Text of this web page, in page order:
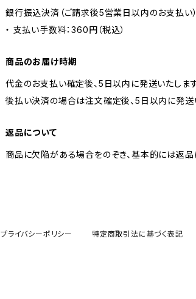
銀行振込決済（ご請求後5営業日以内のお支払い）
・ 支払い手数料：360円（税込）
商品のお届け時期
代金のお支払い確定後、5日以内に発送いたします
後払い決済の場合は注文確定後、5日以内に発送
返品について
商品に欠陥がある場合をのぞき、基本的には返品
プライバシーポリシー 特定商取引法に基づく表記